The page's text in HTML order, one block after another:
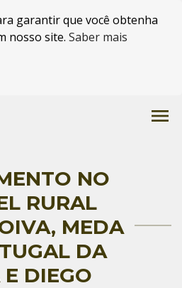
garantir que você obtenha
nosso site. Saber mais
menu
NO
RURAL
MEDA
DA
DIEGO